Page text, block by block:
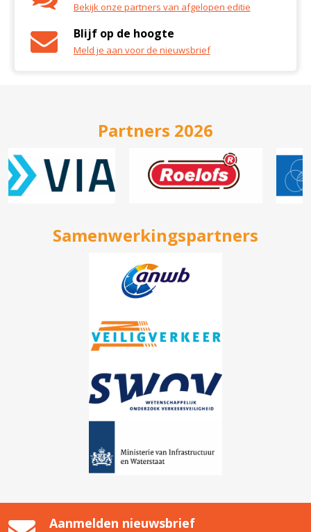
Bekijk onze partners van afgelopen editie
Blijf op de hoogte
Meld je aan voor de nieuwsbrief
Partners 2026
Samenwerkingspartners
Aanmelden nieuwsbrief